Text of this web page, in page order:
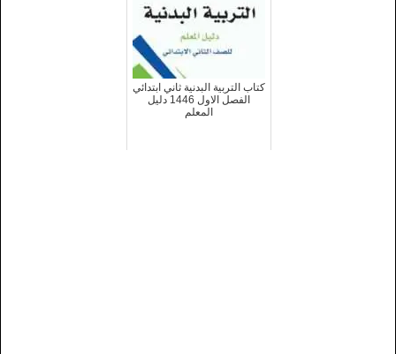
كتاب التربية البدنية ثاني ابتدائي
الفصل الاول 1446 دليل
المعلم